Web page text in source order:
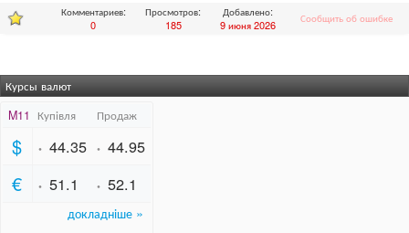
Комментариев:
0
Просмотров:
185
Добавлено:
9 июня 2026
Сообщить об ошибке
Курсы валют